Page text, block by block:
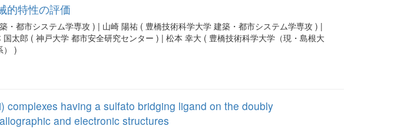
的特性の評価
・都市システム学専攻 ) | 山崎 陽祐 ( 豊橋技術科学大学 建築・都市システム学専攻 ) |
太郎 ( 神戸大学 都市安全研究センター ) | 松本 幸大 ( 豊橋技術科学大学（現・島根大
） )
having a sulfato bridging ligand on the doubly
and electronic structures